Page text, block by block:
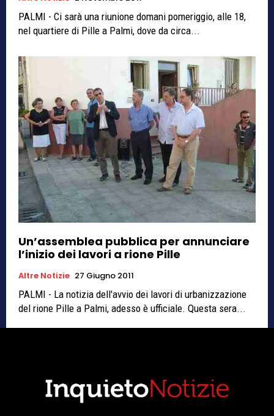
PALMI - Ci sarà una riunione domani pomeriggio, alle 18,
nel quartiere di Pille a Palmi, dove da circa...
Un’assemblea pubblica per annunciare
l’inizio dei lavori a rione Pille
Altre Notizie 27 Giugno 2011
PALMI - La notizia dell'avvio dei lavori di urbanizzazione
del rione Pille a Palmi, adesso è ufficiale. Questa sera...